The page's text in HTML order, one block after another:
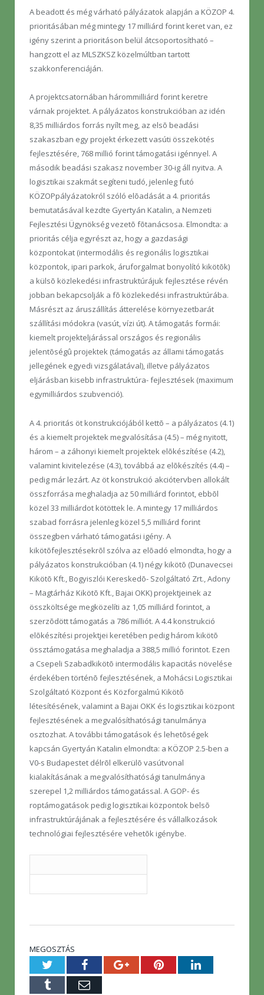
A beadott és még várható pályázatok alapján a KÖZOP 4.
prioritásában még mintegy 17 milliárd forint keret van, ez
igény szerint a prioritáson belül átcsoportosítható –
hangzott el az MLSZKSZ közelmúltban tartott
szakkonferenciáján.
A projektcsatornában hárommilliárd forint keretre
várnak projektet. A pályázatos konstrukcióban az idén
8,35 milliárdos forrás nyílt meg, az elsõ beadási
szakaszban egy projekt érkezett vasúti összekötés
fejlesztésére, 768 millió forint támogatási igénnyel. A
második beadási szakasz november 30-ig áll nyitva. A
logisztikai szakmát segíteni tudó, jelenleg futó
KÖZOPpályázatokról szóló elõadását a 4. prioritás
bemutatásával kezdte Gyertyán Katalin, a Nemzeti
Fejlesztési Ügynökség vezetõ fõtanácsosa. Elmondta: a
prioritás célja egyrészt az, hogy a gazdasági
központokat (intermodális és regionális logisztikai
központok, ipari parkok, áruforgalmat bonyolító kikötõk)
a külsõ közlekedési infrastruktúrájuk fejlesztése révén
jobban bekapcsolják a fõ közlekedési infrastruktúrába.
Másrészt az áruszállítás átterelése környezetbarát
szállítási módokra (vasút, vízi út). A támogatás formái:
kiemelt projekteljárással országos és regionális
jelentõségû projektek (támogatás az állami támogatás
jellegének egyedi vizsgálatával), illetve pályázatos
eljárásban kisebb infrastruktúra- fejlesztések (maximum
egymilliárdos szubvenció).
A 4. prioritás öt konstrukciójából kettõ – a pályázatos (4.1)
és a kiemelt projektek megvalósítása (4.5) – még nyitott,
három – a záhonyi kiemelt projektek elõkészítése (4.2),
valamint kivitelezése (4.3), továbbá az elõkészítés (4.4) –
pedig már lezárt. Az öt konstrukció akciótervben allokált
összforrása meghaladja az 50 milliárd forintot, ebbõl
közel 33 milliárdot kötöttek le. A mintegy 17 milliárdos
szabad forrásra jelenleg közel 5,5 milliárd forint
összegben várható támogatási igény. A
kikötõfejlesztésekrõl szólva az elõadó elmondta, hogy a
pályázatos konstrukcióban (4.1) négy kikötõ (Dunavecsei
Kikötõ Kft., Bogyiszlói Kereskedõ- Szolgáltató Zrt., Adony
– Magtárház Kikötõ Kft., Bajai OKK) projektjeinek az
összköltsége megközelíti az 1,05 milliárd forintot, a
szerzõdött támogatás a 786 milliót. A 4.4 konstrukció
elõkészítési projektjei keretében pedig három kikötõ
össztámogatása meghaladja a 388,5 millió forintot. Ezen
a Csepeli Szabadkikötõ intermodális kapacitás növelése
érdekében történõ fejlesztésének, a Mohácsi Logisztikai
Szolgáltató Központ és Közforgalmú Kikötõ
létesítésének, valamint a Bajai OKK és logisztikai központ
fejlesztésének a megvalósíthatósági tanulmánya
osztozhat. A további támogatások és lehetõségek
kapcsán Gyertyán Katalin elmondta: a KÖZOP 2.5-ben a
V0-s Budapestet délrõl elkerülõ vasútvonal
kialakításának a megvalósíthatósági tanulmánya
szerepel 1,2 milliárdos támogatással. A GOP- és
roptámogatások pedig logisztikai központok belsõ
infrastruktúrájának a fejlesztésére és vállalkozások
technológiai fejlesztésére vehetõk igénybe.
MEGOSZTÁS
TwitterFacebookGoogle+PinterestLinkedIn
Tumblr E-